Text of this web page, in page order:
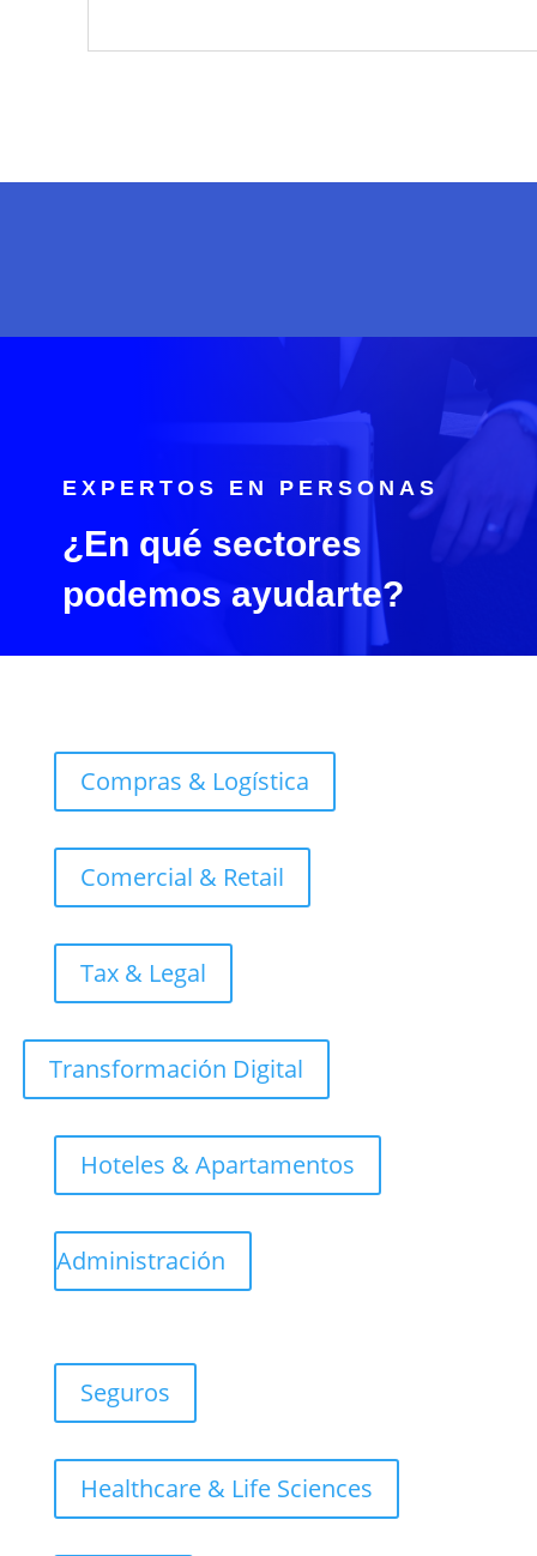
EXPERTOS EN PERSONAS
¿En qué sectores
podemos ayudarte?
Compras & Logística
Comercial & Retail
Tax & Legal
Transformación Digital
Hoteles & Apartamentos
Administración
Seguros
Healthcare & Life Sciences